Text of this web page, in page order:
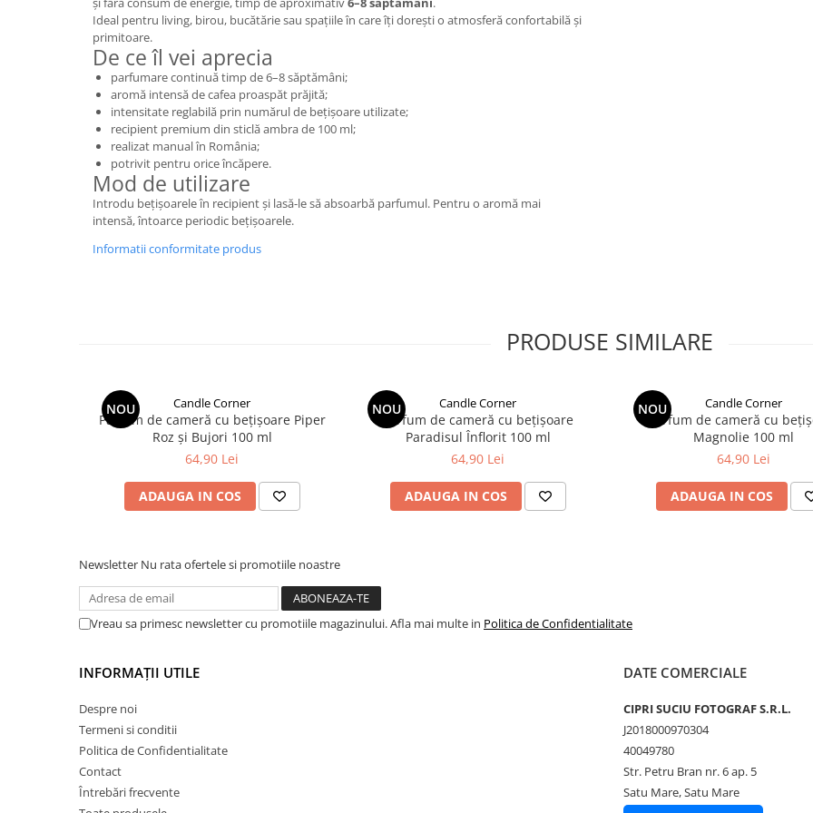
Ideal pentru living, birou, bucătărie sau spațiile în care îți dorești o atmosferă confortabilă și
primitoare.
De ce îl vei aprecia
parfumare continuă timp de 6–8 săptămâni;
aromă intensă de cafea proaspăt prăjită;
intensitate reglabilă prin numărul de bețișoare utilizate;
recipient premium din sticlă ambra de 100 ml;
realizat manual în România;
potrivit pentru orice încăpere.
Mod de utilizare
Introdu bețișoarele în recipient și lasă-le să absoarbă parfumul. Pentru o aromă mai
intensă, întoarce periodic bețișoarele.
Informatii conformitate produs
PRODUSE SIMILARE
NOU Candle Corner
Parfum de cameră cu bețișoare Piper
Roz și Bujori 100 ml
64,90 Lei
ADAUGA IN COS
NOU Candle Corner
Parfum de cameră cu bețișoare
Paradisul Înflorit 100 ml
64,90 Lei
ADAUGA IN COS
NOU Candle Corner
Parfum de cameră cu
Magnolie 100 ml
64,90 Lei
ADAUGA IN COS
Newsletter Nu rata ofertele si promotiile noastre
Vreau sa primesc newsletter cu promotiile magazinului. Afla mai multe in Politica de Confidentialitate
INFORMAȚII UTILE
Despre noi
Termeni si conditii
Politica de Confidentialitate
Contact
Întrebări frecvente
DATE COMERCIALE
CIPRI SUCIU FOTOGRAF S.R.L.
J2018000970304
40049780
Str. Petru Bran nr. 6 ap. 5
Satu Mare, Satu Mare